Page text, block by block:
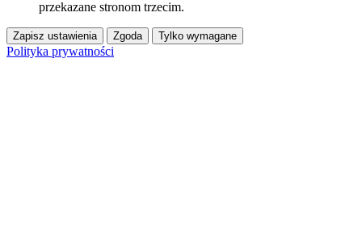
przekazane stronom trzecim.
Zapisz ustawienia Zgoda Tylko wymagane
Polityka prywatności